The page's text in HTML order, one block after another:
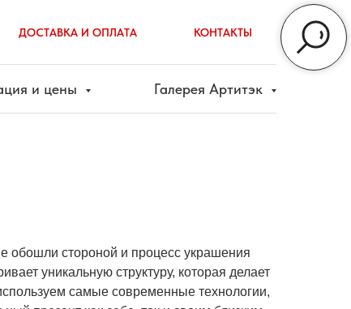
ДОСТАВКА И ОПЛАТА КОНТАКТЫ
и цены Галерея Артитэк
обошли стороной и процесс украшения
уникальную структуру, которая делает
самые современные технологии,